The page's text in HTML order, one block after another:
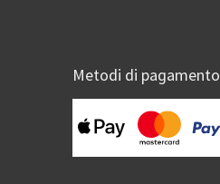
Metodi di pagamento